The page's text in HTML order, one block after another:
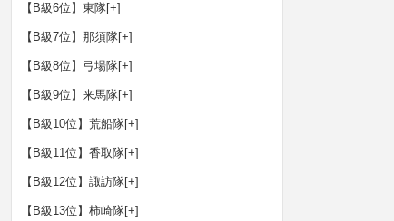
【B級6位】東隊[+]
【B級7位】那須隊[+]
【B級8位】弓場隊[+]
【B級9位】来馬隊[+]
【B級10位】荒船隊[+]
【B級11位】香取隊[+]
【B級12位】諏訪隊[+]
【B級13位】柿崎隊[+]